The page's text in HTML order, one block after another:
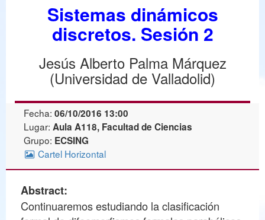
Sistemas dinámicos
discretos. Sesión 2
Jesús Alberto Palma Márquez
(Universidad de Valladolid)
Fecha: 06/10/2016 13:00
Lugar: Aula A118, Facultad de Ciencias
Grupo: ECSING
Cartel Horizontal
Abstract:
Continuaremos estudiando la clasificación